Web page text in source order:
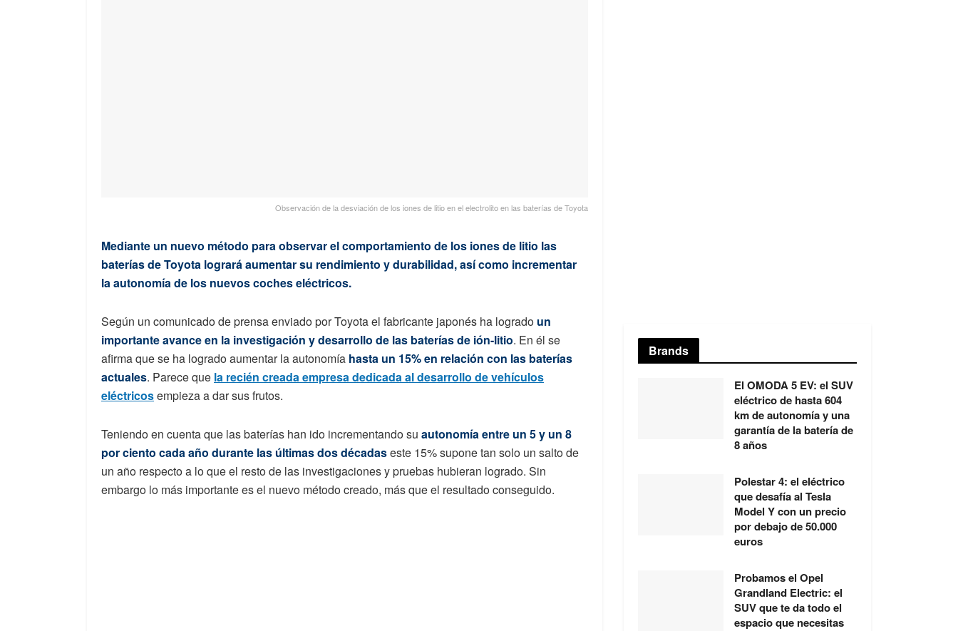
Observación de la desviación de los iones de litio en el electrolito en las baterías de Toyota
Mediante un nuevo método para observar el comportamiento de los iones de litio las
baterías de Toyota logrará aumentar su rendimiento y durabilidad, así como incrementar
la autonomía de los nuevos coches eléctricos.
Según un comunicado de prensa enviado por Toyota el fabricante japonés ha logrado un
importante avance en la investigación y desarrollo de las baterías de ión-litio. En él se
afirma que se ha logrado aumentar la autonomía hasta un 15% en relación con las baterías
actuales. Parece que la recién creada empresa dedicada al desarrollo de vehículos
eléctricosempieza a dar sus frutos.
Teniendo en cuenta que las baterías han ido incrementando su autonomía entre un 5 y un 8
por ciento cada año durante las últimas dos décadaseste 15% supone tan solo un salto de
un año respecto a lo que el resto de las investigaciones y pruebas hubieran logrado. Sin
embargo lo más importante es el nuevo método creado, más que el resultado conseguido.
Brands
El OMODA 5 EV: el SUV
eléctrico de hasta 604
km de autonomía y una
garantía de la batería de
8 años
Polestar 4: el eléctrico
que desafía al Tesla
Model Y con un precio
por debajo de 50.000
euros
Probamos el Opel
Grandland Electric: el
SUV que te da todo el
espacio que necesitas